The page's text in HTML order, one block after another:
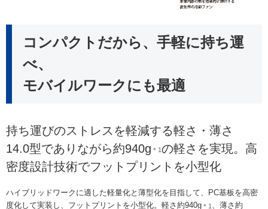
コンパクトだから、手軽に持ち運
べ、
モバイルワークにも最適
持ち運びのストレスを軽減する軽さ・薄さ
14.0型でありながら約940g ＊1の軽さを実現。高
密度設計技術でフットプリントを小型化
ハイブリッドワークに適した軽量化と薄型化を目指して、PC基板を高密
度化して実装し、フットプリントを小型化。軽さ約940g ＊1 、薄さ約